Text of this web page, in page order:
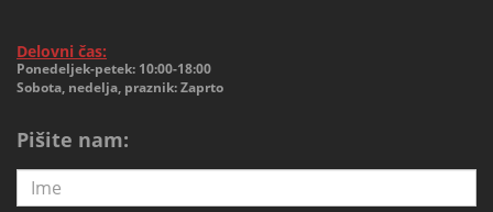
Delovni čas:
Ponedeljek-petek: 10:00-18:00
Sobota, nedelja, praznik: Zaprto
Pišite nam: